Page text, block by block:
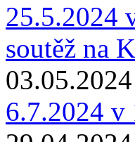
25.5.2024
soutěž na
03.05.2024
6.7.2024 v